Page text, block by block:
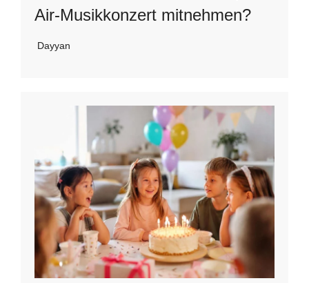
Air-Musikkonzert mitnehmen?
Dayyan